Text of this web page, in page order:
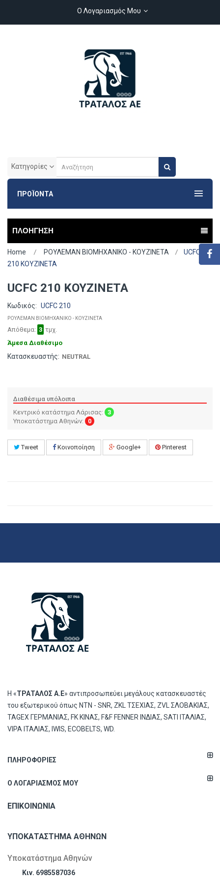
Ο Λογαριασμός Μου
Κατηγορίες
ΠΡΟΪΟΝΤΑ
ΠΛΟΗΓΗΣΗ
Home ΡΟΥΛΕΜΑΝ ΒΙΟΜΗΧΑΝΙΚΟ - ΚΟΥΖΙΝΕΤΑ
UCFC
210 ΚΟΥΖΙΝΕΤΑ
UCFC 210 ΚΟΥΖΙΝΕΤΑ
Κωδικός: UCFC 210
ΡΟΥΛΕΜΑΝ ΒΙΟΜΗΧΑΝΙΚΟ - ΚΟΥΖΙΝΕΤΑ
Απόθεμα: 3 τμχ.
Άμεσα Διαθέσιμο
Κατασκευαστής: NEUTRAL
Διαθέσιμα υπόλοιπα
Κεντρικό κατάστημα Λάρισας:
3
Υποκατάστημα Αθηνών:
0
Tweet Κοινοποίηση Google+ Pinterest
Η «ΤΡΑΤΑΛΟΣ Α.Ε» αντιπροσωπεύει μεγάλους κατασκευαστές
του εξωτερικού όπως ΝΤΝ - SNR, ZKL ΤΣΕΧΙΑΣ, ZVL ΣΛΟΒΑΚΙΑΣ,
TAGEX ΓΕΡΜΑΝΙΑΣ, FK ΚΙΝΑΣ, F&F FENNER ΙΝΔΙΑΣ, SATI ΙΤΑΛΙΑΣ,
VIPA ΙΤΑΛΙΑΣ, IWIS, ECOBELTS, WD.
ΠΛΗΡΟΦΟΡΊΕΣ
Ο ΛΟΓΑΡΙΑΣΜΌΣ ΜΟΥ
ΕΠΙΚΟΙΝΩΝΊΑ
ΥΠΟΚΑΤΆΣΤΗΜΑ ΑΘΗΝΏΝ
Υποκατάστημα Αθηνών
Κιν. 6985587036